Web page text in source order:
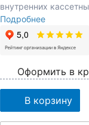
внутренних
Подробнее
Оформить в
В корзину